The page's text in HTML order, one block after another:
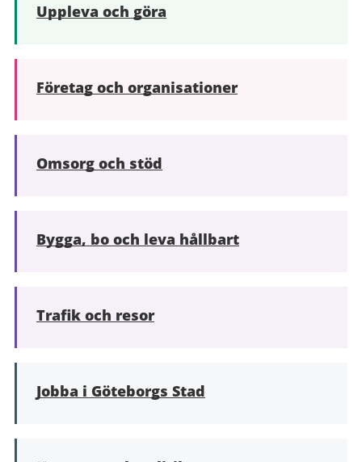
Uppleva och göra
Företag och organisationer
Omsorg och stöd
Bygga, bo och leva hållbart
Trafik och resor
Jobba i Göteborgs Stad